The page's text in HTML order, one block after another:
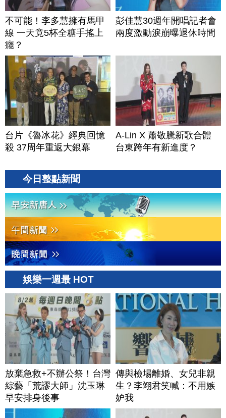
不可能！李多慧擁有馬甲
線 一天竟5杯全糖手搖上
癮？
彭佳慧30週年開唱記者會
兩度激動淚崩曝退休時間
台片《魯冰花》經典回憶
殺 37周年重返大銀幕
A-Lin X 蕭敬騰新歌合體
台東跨年有新進度？
今日整點新聞
娛樂一週最 HOT
放棄急救+不辦公祭！台灣
綜藝「荒謬大師」沈玉琳
早安排身後事
傳與檢場離婚、女兒非親
生？李翊君笑喊：不用嫉
妒我